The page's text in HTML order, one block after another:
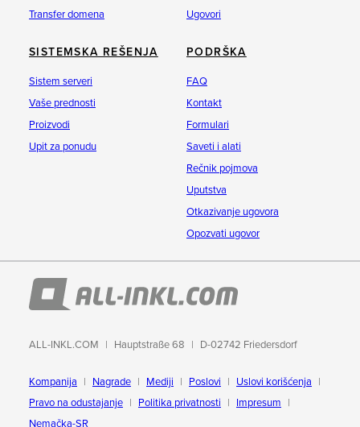
Transfer domena
Ugovori
SISTEMSKA REŠENJA
Sistem serveri
Vaše prednosti
Proizvodi
Upit za ponudu
PODRŠKA
FAQ
Kontakt
Formulari
Saveti i alati
Rečnik pojmova
Uputstva
Otkazivanje ugovora
Opozvati ugovor
ALL-INKL.COM Hauptstraße 68 D-02742 Friedersdorf
Kompanija Nagrade Mediji Poslovi
Uslovi korišćenja
Pravo na odustajanje
Politika privatnosti
Impresum
Nemačka-SR